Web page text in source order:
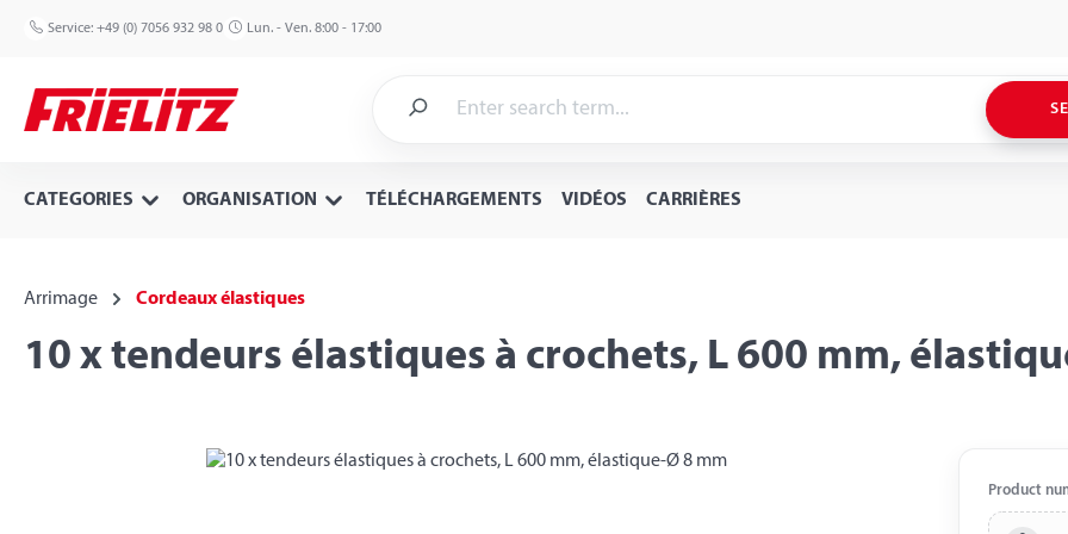
to main content
Skip to search
Skip to main navigation
Service: +49 (0) 7056 932 98 0 Lun. - Ven. 8:00 - 17:00
CATEGORIES ORGANISATION TÉLÉCHARGEMENTS VIDÉOS CARRIÈRES
Arrimage Cordeaux élastiques
10 x tendeurs élastiques à crochets, L 600 mm,
Product